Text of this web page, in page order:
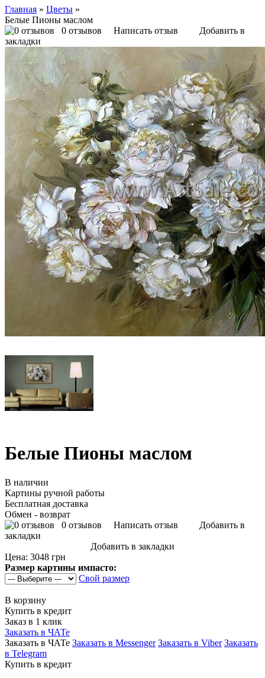
Главная » Цветы »
Белые Пионы маслом
0 отзывов
Написать отзыв
Добавить в
закладки
Белые Пионы маслом
В наличии
Картины ручной работы
Бесплатная доставка
Обмен - возврат
0 отзывов
Написать отзыв
Добавить в
закладки
Добавить в закладки
Цена: 3048 грн
Размер картины импасто:
Свой размер
В корзину
Купить в кредит
Заказ в 1 клик
Заказать в ЧАТе
Заказать в ЧАТе Заказать в Messenger Заказать в Viber Заказать
в Telegram
Купить в кредит